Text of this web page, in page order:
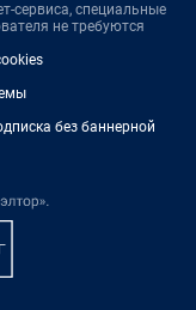
сервиса, специальные
не требуются
без баннерной